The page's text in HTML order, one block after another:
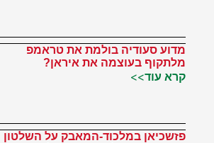
מדוע סעודיה בולמת את טראמפ
מלתקוף בעוצמה את איראן?
קרא עוד>>
פזשכיאן במלכוד-המאבק על השלטון